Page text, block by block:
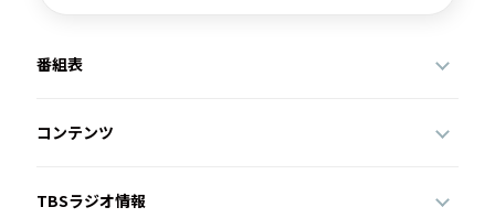
番組表
コンテンツ
TBSラジオ情報